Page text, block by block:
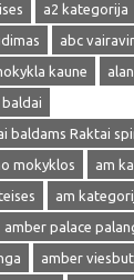
a2 kategorija
abc
kaune
baldams Raktai
mokyklos
am
am
amber palace
amber